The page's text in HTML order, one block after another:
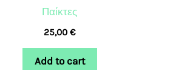
Παίκτες
25,00 €
Add to cart